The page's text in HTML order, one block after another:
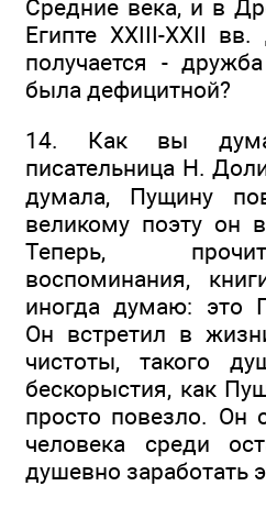
Средние века, и в
Египте XXIII-XXII
получается -
была дефицитной?
14. Как вы
писательница Н.
думала, Пущину
великому поэту он
Теперь,
воспоминания,
иногда думаю: это
Он встретил в
чистоты, такого
бескорыстия, как
просто повезло. Он
человека среди
душевно заработать